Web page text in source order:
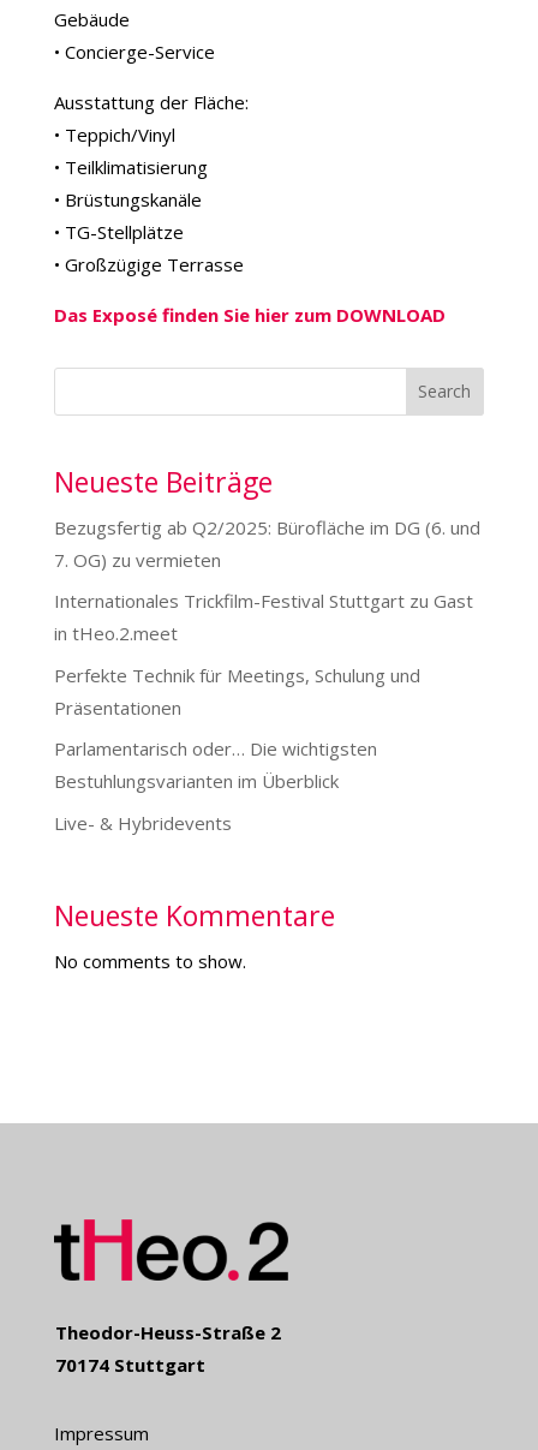
Gebäude
• Concierge-Service
Ausstattung der Fläche:
• Teppich/Vinyl
• Teilklimatisierung
• Brüstungskanäle
• TG-Stellplätze
• Großzügige Terrasse
Das Exposé finden Sie hier zum DOWNLOAD
Search
Neueste Beiträge
Bezugsfertig ab Q2/2025: Bürofläche im DG (6. und
7. OG) zu vermieten
Internationales Trickfilm-Festival Stuttgart zu Gast
in tHeo.2.meet
Perfekte Technik für Meetings, Schulung und
Präsentationen
Parlamentarisch oder… Die wichtigsten
Bestuhlungsvarianten im Überblick
Live- & Hybridevents
Neueste Kommentare
No comments to show.
Theodor-Heuss-Straße 2
70174 Stuttgart
Impressum